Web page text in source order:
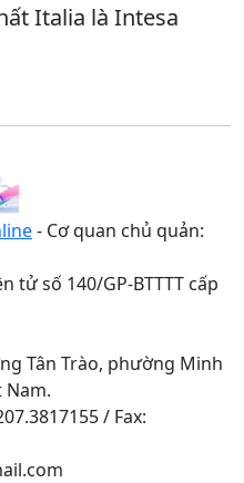
Italia là Intesa
- Cơ quan chủ quản:
tử số 140/GP-BTTTT cấp
Tân Trào, phường Minh
Nam.
/ Fax: